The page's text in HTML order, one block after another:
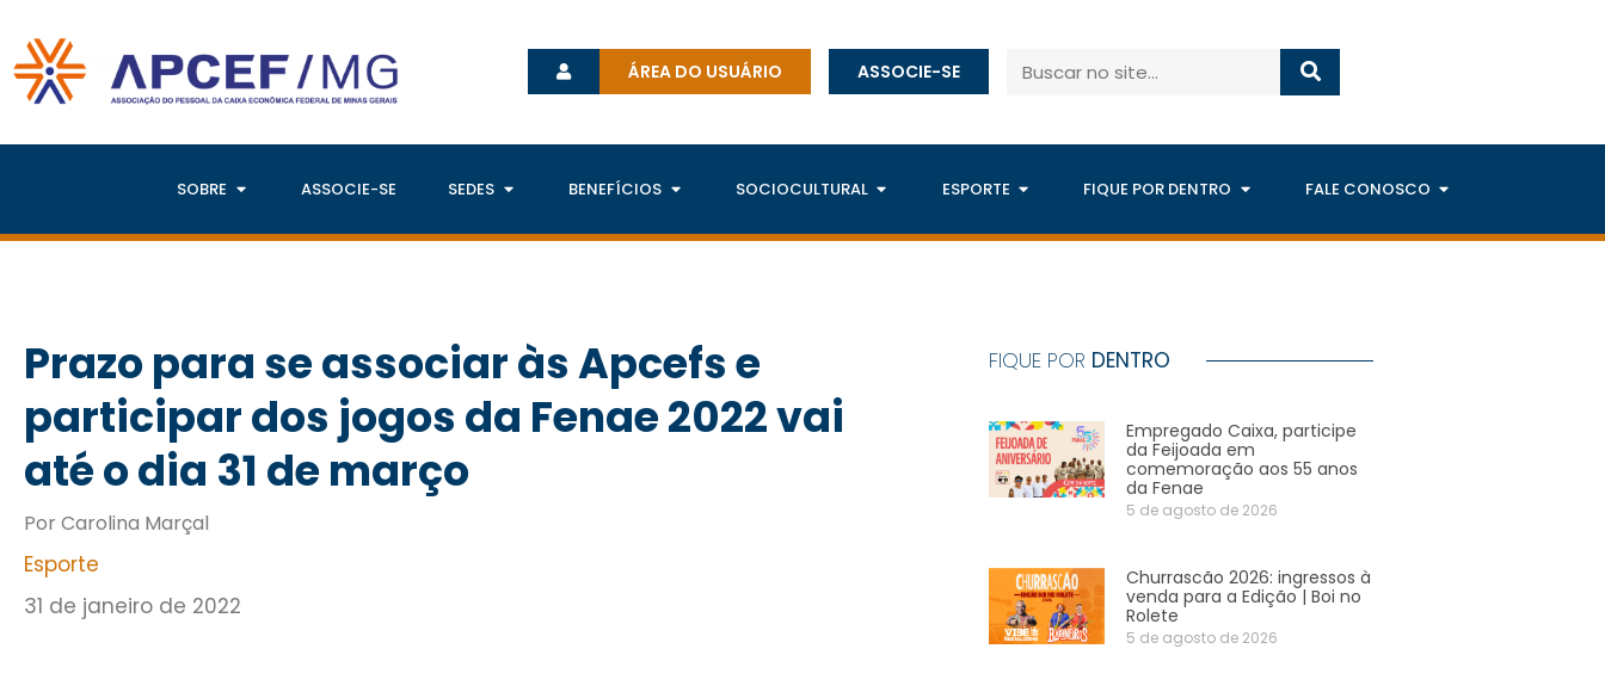
ÁREA DO USUÁRIO ASSOCIE-SE
SOBRE ASSOCIE-SE SEDES BENEFÍCIOS SOCIOCULTURAL ESPORTE FIQUE POR DENTRO FALE CONOSCO
Prazo para se associar às Apcefs e
participar dos jogos da Fenae 2022 vai
até o dia 31 de março
Por Carolina Marçal
Esporte
31 de janeiro de 2022
FIQUE POR DENTRO
Empregado Caixa, participe
da Feijoada em
comemoração aos 55 anos
da Fenae
5 de agosto de 2026
Churrascão 2026: ingressos à
venda para a Edição | Boi no
Rolete
5 de agosto de 2026